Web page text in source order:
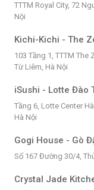
TTTM Royal City, 72
Nội
Kichi-Kichi - The
103 Tầng 1, TTTM The
Từ Liêm, Hà Nội
iSushi - Lotte Đào
Tầng 6, Lotte Center
Hà Nội
Gogi House - Gò
Số 167 Đường 30/4,
Crystal Jade